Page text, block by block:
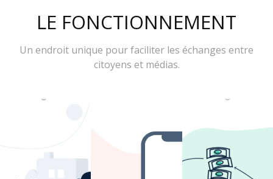
LE FONCTIONNEMENT
Un endroit unique pour faciliter les échanges entre
citoyens et médias.